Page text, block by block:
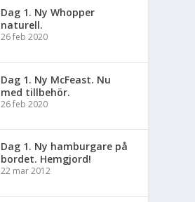
Dag 1. Ny Whopper
naturell.
26 feb 2020
Dag 1. Ny McFeast. Nu
med tillbehör.
26 feb 2020
Dag 1. Ny hamburgare på
bordet. Hemgjord!
22 mar 2012